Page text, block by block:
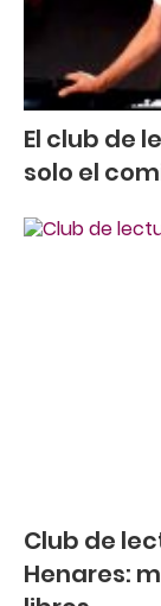
El club de
solo el
Club de
Henares: